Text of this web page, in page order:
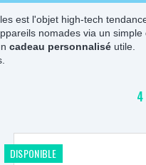
est l'objet high-tech
nomades via un simple
cadeau personnalisé utile.
4
DISPONIBLE